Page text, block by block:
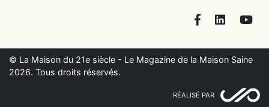
FacebookLinkedIn
© La Maison du 21e siècle - Le Magazine de la Maison Saine
2026. Tous droits réservés.
RÉALISÉ PAR